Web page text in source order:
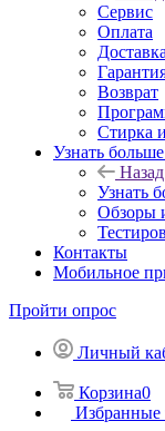
Сервис
Оплата
Доставка
Возврат
Стирка
Узнать больше
Назад
Узнать
Обзоры
Контакты
Мобильное
Пройти опрос
Личный
Корзина0
Избранные